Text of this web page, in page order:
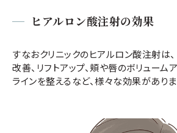
ヒアルロン酸注射の効果
すなおクリニックのヒアルロン酸注射は、
改善、リフトアップ、頬や唇のボリューム
ラインを整えるなど、様々な効果がありま